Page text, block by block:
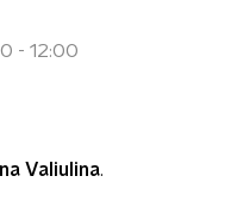
- 12:00
Valiulina.